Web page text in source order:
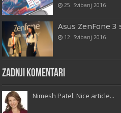
25. Svibanj 2016
Asus ZenFone
12. Svibanj 2016
Zadnji komentari
Nimesh Patel: Nice article...